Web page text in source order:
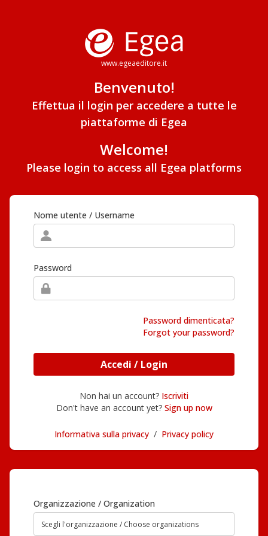
www.egeaeditore.it
Benvenuto!
Effettua il login per accedere a tutte le
piattaforme di Egea
Welcome!
Please login to access all Egea platforms
Nome utente / Username
Password
Password dimenticata?
Forgot your password?
Accedi / Login
Non hai un account? Iscriviti
Don't have an account yet? Sign up now
Informativa sulla privacy / Privacy policy
Organizzazione / Organization